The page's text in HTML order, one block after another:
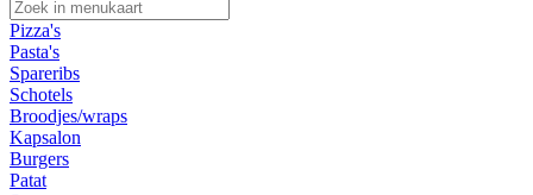
Pizza's
Pasta's
Spareribs
Schotels
Broodjes/wraps
Kapsalon
Burgers
Patat